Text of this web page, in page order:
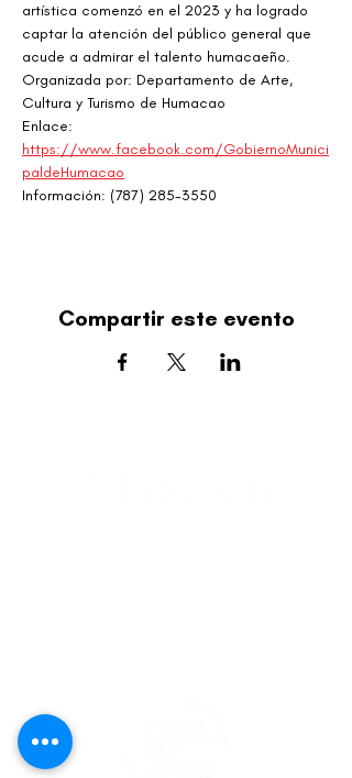
artística comenzó en el 2023 y ha logrado
captar la atención del público general que
acude a admirar el talento humacaeño.
Organizada por: Departamento de Arte,
Cultura y Turismo de Humacao
Enlace:
https://www.facebook.com/GobiernoMunici
paldeHumacao
Información: (787) 285-3550
Compartir este evento